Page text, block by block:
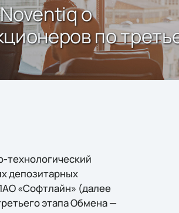
о
по
технологический
депозитарных
«Софтлайн» (далее
этапа Обмена —